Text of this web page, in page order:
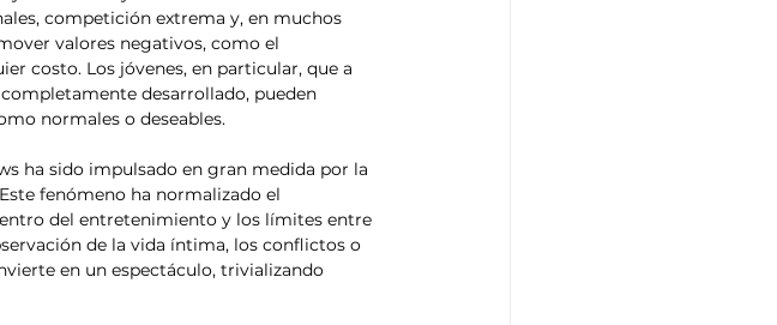
competición extrema y, en muchos
valores negativos, como el
costo. Los jóvenes, en particular, que a
desarrollado, pueden
normales o deseables.
ha sido impulsado en gran medida por la
fenómeno ha normalizado el
del entretenimiento y los límites entre
de la vida íntima, los conflictos o
en un espectáculo, trivializando